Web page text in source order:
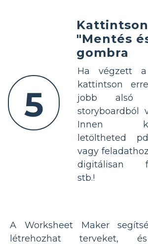
5
"Mentés
gombra
Ha végzett a
kattintson
jobb alsó
storyboardból
Innen
letöltheted
vagy
digitálisan
stb.!
A Worksheet Maker
létrehozhat terveket,